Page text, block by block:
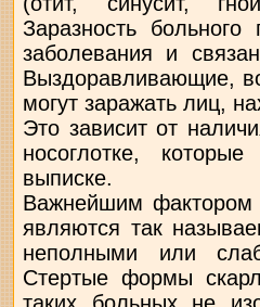
Заразность
заболевания и
Выздоравливающие,
могут заражать лиц,
Это зависит от
носоглотке,
выписке.
Важнейшим фактором
являются так
неполными или
Стертые формы